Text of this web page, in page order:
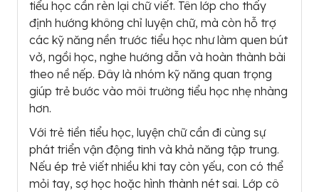
tiểu học cần rèn lại chữ viết. Tên lớp cho thấy
định hướng không chỉ luyện chữ, mà còn hỗ trợ
các kỹ năng nền trước tiểu học như làm quen bút
vở, ngồi học, nghe hướng dẫn và hoàn thành bài
theo nề nếp. Đây là nhóm kỹ năng quan trọng
giúp trẻ bước vào môi trường tiểu học nhẹ nhàng
hơn.
Với trẻ tiền tiểu học, luyện chữ cần đi cùng sự
phát triển vận động tinh và khả năng tập trung.
Nếu ép trẻ viết nhiều khi tay còn yếu, con có thể
mỏi tay, sợ học hoặc hình thành nét sai. Lớp cô